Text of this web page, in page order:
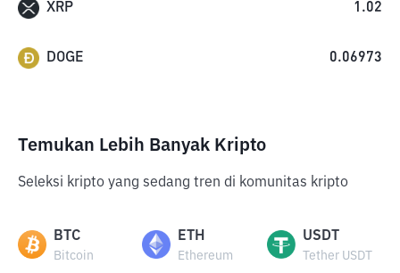
XRP 1.02
DOGE 0.06973
Temukan Lebih Banyak Kripto
Seleksi kripto yang sedang tren di komunitas kripto
BTC
Bitcoin
ETH
Ethereum
USDT
Tether USDT